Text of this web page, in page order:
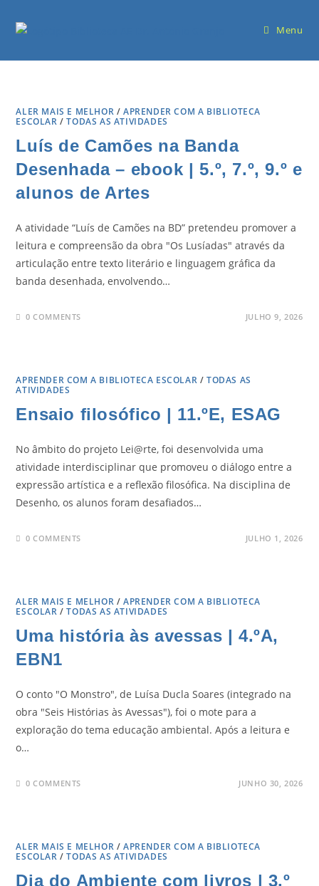
Menu
ALER MAIS E MELHOR /APRENDER COM A BIBLIOTECA
ESCOLAR /TODAS AS ATIVIDADES
Luís de Camões na Banda
Desenhada – ebook | 5.º, 7.º, 9.º e
alunos de Artes
A atividade “Luís de Camões na BD” pretendeu promover a
leitura e compreensão da obra "Os Lusíadas" através da
articulação entre texto literário e linguagem gráfica da
banda desenhada, envolvendo…
0 COMMENTS JULHO 9, 2026
APRENDER COM A BIBLIOTECA ESCOLAR /TODAS AS
ATIVIDADES
Ensaio filosófico | 11.ºE, ESAG
No âmbito do projeto Lei@rte, foi desenvolvida uma
atividade interdisciplinar que promoveu o diálogo entre a
expressão artística e a reflexão filosófica. Na disciplina de
Desenho, os alunos foram desafiados…
0 COMMENTS JULHO 1, 2026
ALER MAIS E MELHOR /APRENDER COM A BIBLIOTECA
ESCOLAR /TODAS AS ATIVIDADES
Uma história às avessas | 4.ºA,
EBN1
O conto "O Monstro", de Luísa Ducla Soares (integrado na
obra "Seis Histórias às Avessas"), foi o mote para a
exploração do tema educação ambiental. Após a leitura e
o…
0 COMMENTS JUNHO 30, 2026
ALER MAIS E MELHOR /APRENDER COM A BIBLIOTECA
ESCOLAR /TODAS AS ATIVIDADES
Dia do Ambiente com livros | 3.º